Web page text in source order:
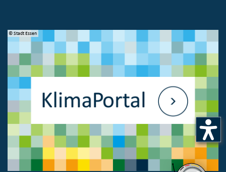
© Stadt Essen